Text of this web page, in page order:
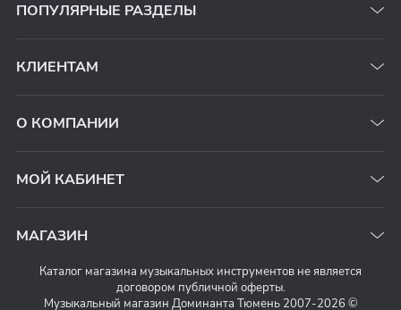
ПОПУЛЯРНЫЕ РАЗДЕЛЫ
КЛИЕНТАМ
О КОМПАНИИ
МОЙ КАБИНЕТ
МАГАЗИН
Каталог магазина музыкальных инструментов не является
договором публичной оферты.
Музыкальный магазин Доминанта Тюмень 2007-2026 ©